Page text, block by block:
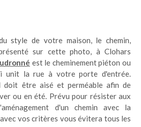
style de votre maison, le chemin,
sur cette photo, à Clohars
est le cheminement piéton ou
unit la rue à votre porte d'entrée.
doit être aisé et perméable afin de
ou en été. Prévu pour résister aux
d'un chemin avec la
vos critères vous évitera tous les